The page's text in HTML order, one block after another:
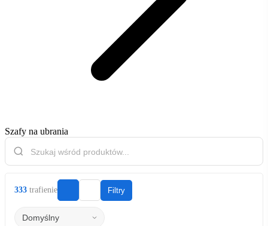
Szafy na ubrania
333 trafienie Filtry